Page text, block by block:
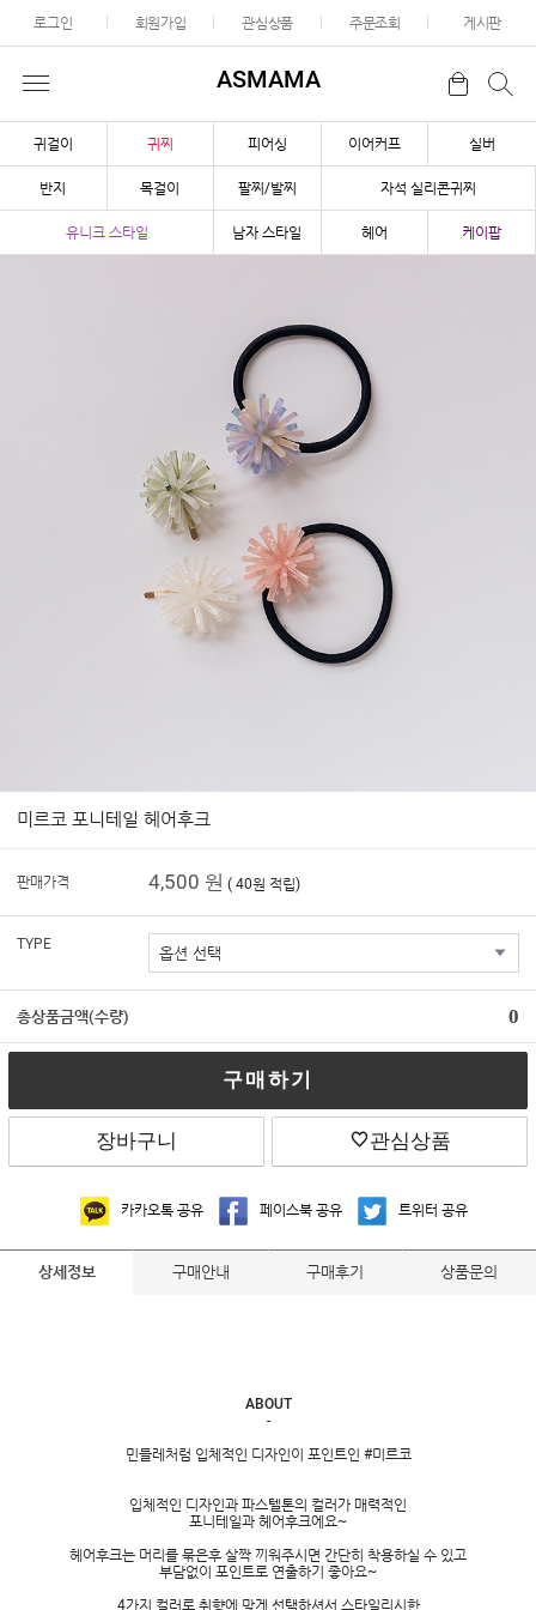
로그인 회원가입 관심상품 주문조회 게시판
ASMAMA
귀걸이 귀찌 피어싱 이어커프 실버
반지 목걸이 팔찌/발찌 자석 실리콘귀찌
유니크 스타일 남자 스타일 헤어 케이팝
미르코 포니테일 헤어후크
판매가격 4,500 원 ( 40원 적립)
TYPE
총상품금액(수량) 0
구매하기
장바구니 관심상품
카카오톡 공유 페이스북 공유 트위터 공유
상세정보 구매안내 구매후기 상품문의
ABOUT
-
민들레처럼 입체적인 디자인이 포인트인 #미르코
입체적인 디자인과 파스텔톤의 컬러가 매력적인
포니테일과 헤어후크에요~
헤어후크는 머리를 묶은후 살짝 끼워주시면 간단히 착용하실 수 있고
부담없이 포인트로 연출하기 좋아요~
4가지 컬러로 취향에 맞게 선택하셔서 스타일리시한